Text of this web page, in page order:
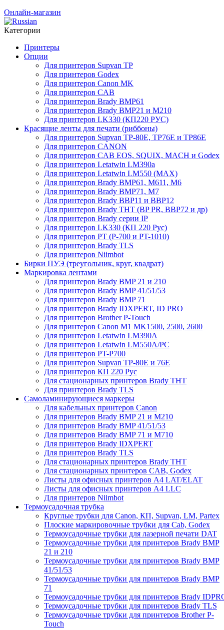
Онлайн-магазин
Категории
Принтеры
Опции
Для принтеров Supvan TP
Для принтеров Godex
Для принтеров Canon MK
Для принтеров CAB
Для принтеров Brady BMP61
Для принтеров Brady BMP21 и M210
Для принтеров LK330 (КП220 РУС)
Красящие ленты для печати (риббоны)
Для принтеров Supvan TP-80E, TP76E и TP86E
Для принтеров CANON
Для принтеров CAB EOS, SQUIX, MACH и Godex
Для принтеров Letatwin LM390a
Для принтеров Letatwin LM550 (MAX)
Для принтеров Brady BMP61, M611, M6
Для принтеров Brady BMP71, M7
Для принтеров Brady BBP11 и BBP12
Для принтеров Brady THT (BP PR, BBP72 и др)
Для принтеров Brady серии IP
Для принтеров LK330 (КП 220 Рус)
Для принтеров PT (P-700 и PT-1010)
Для принтеров Brady TLS
Для принтеров Niimbot
Бирки ПУЭ (треугольник, круг, квадрат)
Маркировка лентами
Для принтеров Brady BMP 21 и 210
Для принтеров Brady BMP 41/51/53
Для принтеров Brady BMP 71
Для принтеров Brady IDXPERT, ID PRO
Для принтеров Brother P-Touch
Для принтеров Canon M1 MK1500, 2500, 2600
Для принтеров Letatwin LM390A
Для принтеров Letatwin LM550A/PC
Для принтеров PT-P700
Для принтеров Supvan TP-80E и 76E
Для принтеров КП 220 Рус
Для стационарных принтеров Brady THT
Для принтеров Brady TLS
Самоламинирующиеся маркеры
Для кабельных принтеров Canon
Для принтеров Brady BMP 21 и M210
Для принтеров Brady BMP 41/51/53
Для принтеров Brady BMP 71 и M710
Для принтеров Brady IDXPERT
Для принтеров Brady TLS
Для стационарных принтеров Brady THT
Для стационарных принтеров CAB, Godex
Листы для офисных принтеров А4 LAT/ELAT
Листы для офисных принтеров А4 LLC
Для принтеров Niimbot
Термоусадочная трубка
Круглые трубки для Canon, КП, Supvan, LM, Partex
Плоские маркировочные трубки для Cab, Godex
Термоусадочные трубки для лазерной печати DAT
Термоусадочные трубки для принтеров Brady BMP
21 и 210
Термоусадочные трубки для принтеров Brady BMP
41/51/53
Термоусадочные трубки для принтеров Brady BMP
71
Термоусадочные трубки для принтеров Brady
Термоусадочные трубки для принтеров Brady TLS
Термоусадочные трубки для принтеров Brother P-
Touch